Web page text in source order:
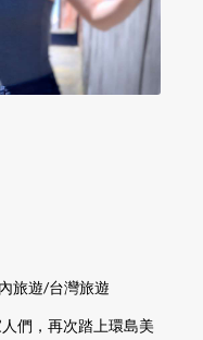
旅遊/台灣旅遊
們，再次踏上環島美